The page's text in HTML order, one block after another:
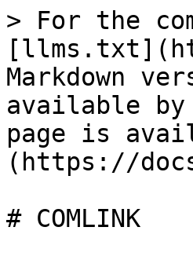
> For the
Markdown
available by
page is
(https://
# COMLINK